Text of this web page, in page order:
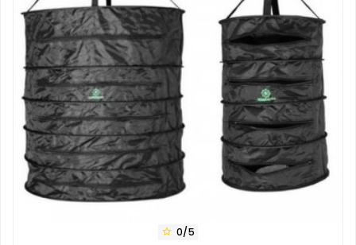
 0/5